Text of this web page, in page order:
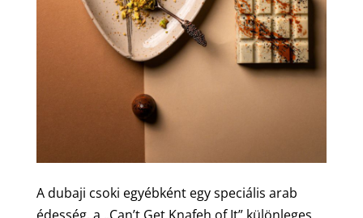
A dubaji csoki egyébként egy speciális arab